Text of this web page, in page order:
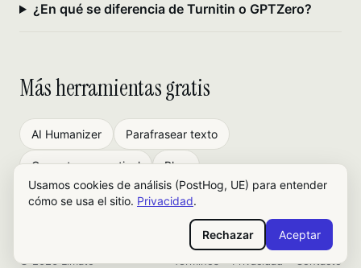
¿En qué se diferencia de Turnitin o GPTZero?
Más herramientas gratis
AI Humanizer Parafrasear texto
Corrector gramatical Blog
© 2026 Limato Términos Privacidad Contacto
Usamos cookies de análisis (PostHog, UE) para entender
cómo se usa el sitio. Privacidad.
Rechazar Aceptar